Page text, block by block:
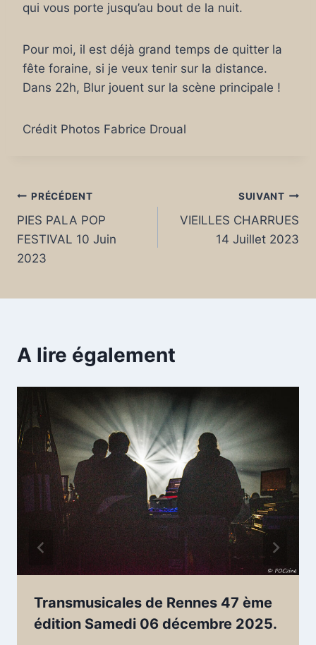
qui vous porte jusqu’au bout de la nuit.
Pour moi, il est déjà grand temps de quitter la
fête foraine, si je veux tenir sur la distance.
Dans 22h, Blur jouent sur la scène principale !
Crédit Photos Fabrice Droual
Navigation
de
l’article
PRÉCÉDENT
PIES PALA POP
FESTIVAL 10 Juin
2023
SUIVANT
VIEILLES CHARRUES
14 Juillet 2023
A lire également
Transmusicales de Rennes 47 ème
édition Samedi 06 décembre 2025.